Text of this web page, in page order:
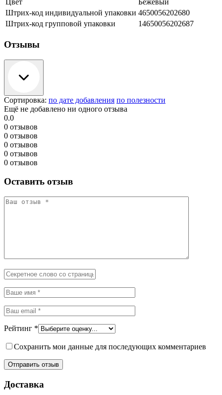
Цвет
Бежевый
Штрих-код индивидуальной упаковки 4650056202680
Штрих-код групповой упаковки
14650056202687
Отзывы
Сортировка: по дате добавления по полезности
Ещё не добавлено ни одного отзыва
0.0
0 отзывов
0 отзывов
0 отзывов
0 отзывов
0 отзывов
Оставить отзыв
Рейтинг *
Сохранить мои данные для последующих комментариев
Доставка